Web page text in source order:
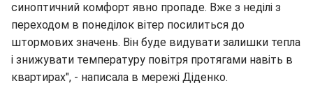
синоптичний комфорт явно пропаде. Вже з неділі з
переходом в понеділок вітер посилиться до
штормових значень. Він буде видувати залишки тепла
і знижувати температуру повітря протягами навіть в
квартирах", - написала в мережі Діденко.